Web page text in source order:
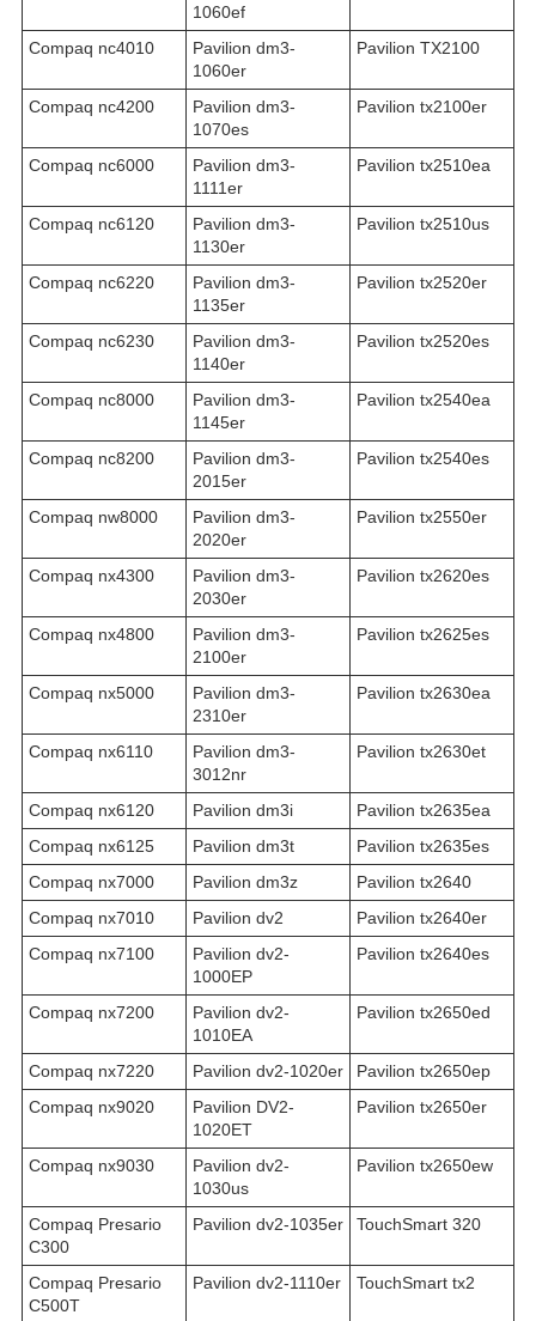
1060ef
Compaq nc4010
Pavilion dm3-
1060er
Pavilion TX2100
Compaq nc4200
Pavilion dm3-
1070es
Pavilion tx2100er
Compaq nc6000
Pavilion dm3-
1111er
Pavilion tx2510ea
Compaq nc6120
Pavilion dm3-
1130er
Pavilion tx2510us
Compaq nc6220
Pavilion dm3-
1135er
Pavilion tx2520er
Compaq nc6230
Pavilion dm3-
1140er
Pavilion tx2520es
Compaq nc8000
Pavilion dm3-
1145er
Pavilion tx2540ea
Compaq nc8200
Pavilion dm3-
2015er
Pavilion tx2540es
Compaq nw8000
Pavilion dm3-
2020er
Pavilion tx2550er
Compaq nx4300
Pavilion dm3-
2030er
Pavilion tx2620es
Compaq nx4800
Pavilion dm3-
2100er
Pavilion tx2625es
Compaq nx5000
Pavilion dm3-
2310er
Pavilion tx2630ea
Compaq nx6110
Pavilion dm3-
3012nr
Pavilion tx2630et
Compaq nx6120 Pavilion dm3i
Pavilion tx2635ea
Compaq nx6125
Pavilion dm3t
Pavilion tx2635es
Compaq nx7000
Pavilion dm3z
Pavilion tx2640
Compaq nx7010
Pavilion dv2
Pavilion tx2640er
Compaq nx7100
Pavilion dv2-
1000EP
Pavilion tx2640es
Compaq nx7200
Pavilion dv2-
1010EA
Pavilion tx2650ed
Compaq nx7220 Pavilion dv2-1020er
Pavilion tx2650ep
Compaq nx9020
Pavilion DV2-
1020ET
Pavilion tx2650er
Compaq nx9030
Pavilion dv2-
1030us
Pavilion tx2650ew
Compaq Presario
C300
Pavilion dv2-1035er TouchSmart 320
Compaq Presario
C500T
Pavilion dv2-1110er TouchSmart tx2